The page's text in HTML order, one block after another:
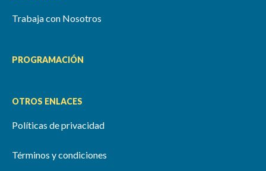
Trabaja con Nosotros
PROGRAMACIÓN
OTROS ENLACES
Políticas de privacidad
Términos y condiciones